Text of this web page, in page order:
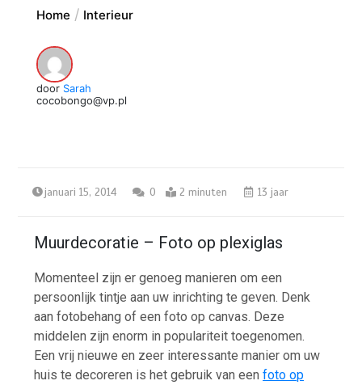
Home Interieur
door Sarah
cocobongo@vp.pl
januari 15, 2014 0 2 minuten 13 jaar
Muurdecoratie – Foto op plexiglas
Momenteel zijn er genoeg manieren om een
persoonlijk tintje aan uw inrichting te geven. Denk
aan fotobehang of een foto op canvas. Deze
middelen zijn enorm in populariteit toegenomen.
Een vrij nieuwe en zeer interessante manier om uw
huis te decoreren is het gebruik van eenfoto op